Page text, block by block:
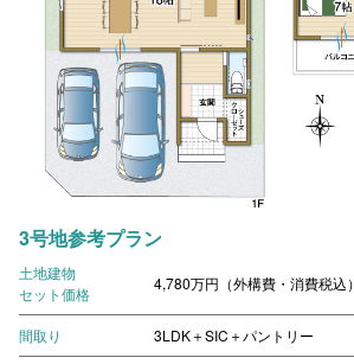
3号地参考プラン
土地建物
セット価格
4,780万円（外構費・消費税込）
間取り 3LDK＋SIC＋パントリー